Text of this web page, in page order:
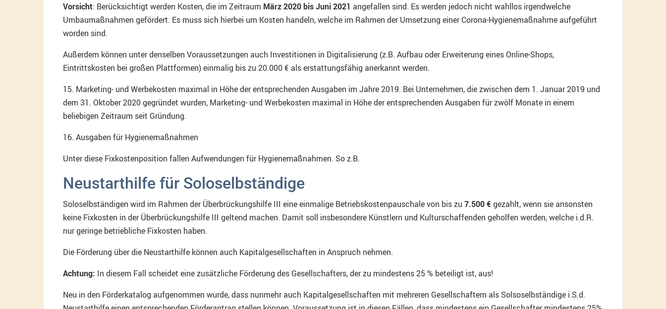
Vorsicht: Berücksichtigt werden Kosten, die im Zeitraum März 2020 bis Juni 2021 angefallen sind. Es werden jedoch nicht wahllos irgendwelche
Umbaumaßnahmen gefördert. Es muss sich hierbei um Kosten handeln, welche im Rahmen der Umsetzung einer Corona-Hygienemaßnahme aufgeführt
worden sind.
Außerdem können unter denselben Voraussetzungen auch Investitionen in Digitalisierung (z.B. Aufbau oder Erweiterung eines Online-Shops,
Eintrittskosten bei großen Plattformen) einmalig bis zu 20.000 € als erstattungsfähig anerkannt werden.
15. Marketing- und Werbekosten maximal in Höhe der entsprechenden Ausgaben im Jahre 2019. Bei Unternehmen, die zwischen dem 1. Januar 2019 und
dem 31. Oktober 2020 gegründet wurden, Marketing- und Werbekosten maximal in Höhe der entsprechenden Ausgaben für zwölf Monate in einem
beliebigen Zeitraum seit Gründung.
16. Ausgaben für Hygienemaßnahmen
Unter diese Fixkostenposition fallen Aufwendungen für Hygienemaßnahmen. So z.B.
Neustarthilfe für Soloselbständige
Soloselbständigen wird im Rahmen der Überbrückungshilfe III eine einmalige Betriebskostenpauschale von bis zu 7.500 € gezahlt, wenn sie ansonsten
keine Fixkosten in der Überbrückungshilfe III geltend machen. Damit soll insbesondere Künstlern und Kulturschaffenden geholfen werden, welche i.d.R.
nur geringe betriebliche Fixkosten haben.
Die Förderung über die Neustarthilfe können auch Kapitalgesellschaften in Anspruch nehmen.
Achtung: In diesem Fall scheidet eine zusätzliche Förderung des Gesellschafters, der zu mindestens 25 % beteiligt ist, aus!
Neu in den Förderkatalog aufgenommen wurde, dass nunmehr auch Kapitalgesellschaften mit mehreren Gesellschaftern als Solsoselbständige i.S.d.